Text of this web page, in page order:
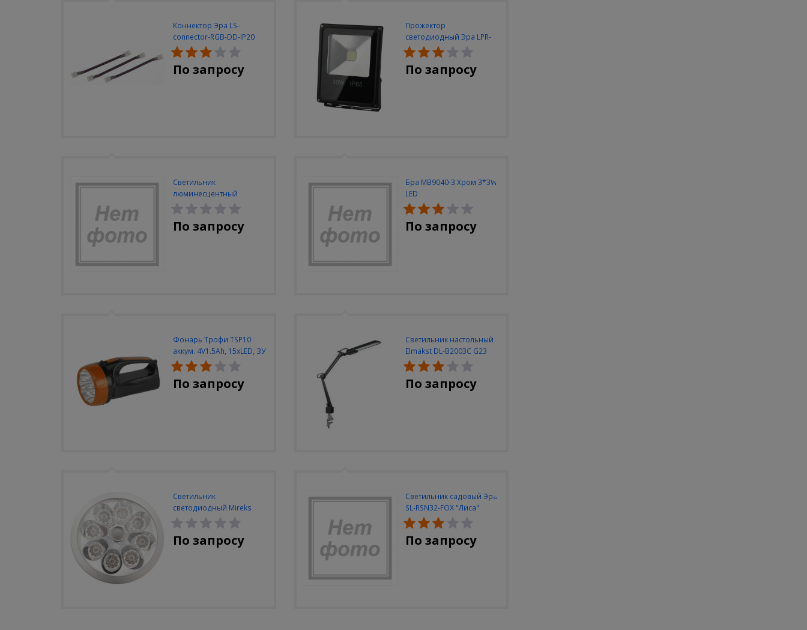
Коннектор Эра LS-
connector-RGB-DD-IP20
(3шт/уп)
По запросу
Прожектор
светодиодный Эра LPR-
30W-6500K-M
По запросу
Светильник
люминесцентный
Navigator NEL-A2-E130-T4-
840/WH
По запросу
Бра MB9040-3 Хром 3*3W
LED
По запросу
Фонарь Трофи TSP10
аккум. 4V1.5Ah, 15xLED, ЗУ
вилка 220V
По запросу
Светильник настольный
Elmakst DL-B2003C G23
черный струбцина
По запросу
Светильник
светодиодный Mireks
С-310-80-S (5W/4000-
5000K/500lm/датчик
движения)
По запросу
Светильник садовый Эра
SL-RSN32-FOX "Лиса"
солн.бат, полистоун,
цветной, 32 см
По запросу